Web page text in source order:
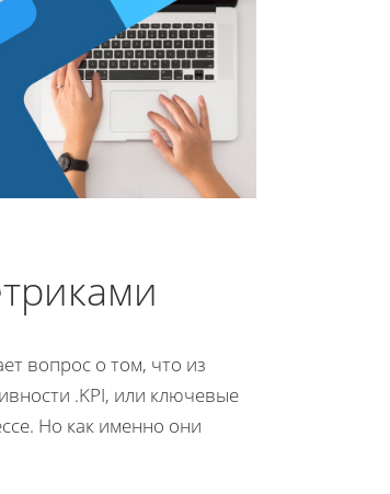
вопрос о том, что из
.KPI, или ключевые
Но как именно они